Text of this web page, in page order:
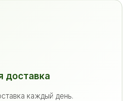
доставка
каждый день.